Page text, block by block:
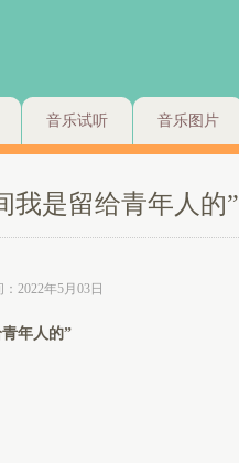
音乐试听 音乐图片
是留给青年人的”
：2022年5月03日
年人的”